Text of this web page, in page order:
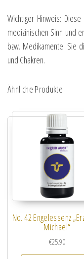
Wichtiger Hinweis:
medizinischen Sinn und
bzw. Medikamente. Sie
und Chakren.
Ähnliche Produkte
No. 42 Engelessenz
Michael“
€25.90